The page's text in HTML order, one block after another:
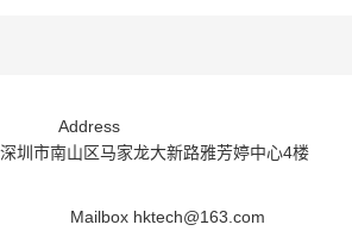
Address
深圳市南山区马家龙大新路雅芳婷中心4楼
Mailbox hktech@163.com